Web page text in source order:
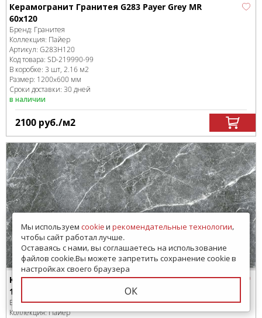
Керамогранит Гранитея G283 Payer Grey MR
60x120
Бренд: Гранитея
Коллекция: Пайер
Артикул: G283Н120
Код товара: SD-219990-99
В коробке: 3 шт, 2.16 м2
Размер: 1200x600 мм
Сроки доставки: 30 дней
в наличии
2100 руб./м2
Керамогранит Гранитея G285 Payer Black MR
1200x600
Бренд:Гранитея
Коллекция:Пайер
Мы используем cookieи рекомендательные технологии,
чтобы сайт работал лучше.
Оставаясь с нами, вы соглашаетесь на использование
файлов cookie.Вы можете запретить сохранение cookie в
настройках своего браузера
ОК